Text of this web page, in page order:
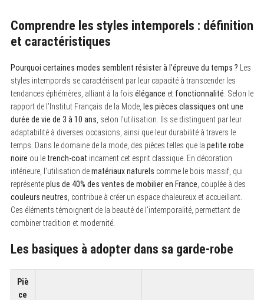
Comprendre les styles intemporels : définition
et caractéristiques
Pourquoi certaines modes semblent résister à l’épreuve du temps ? Les
styles intemporels se caractérisent par leur capacité à transcender les
tendances éphémères, alliant à la fois élégance et fonctionnalité . Selon le
rapport de l’Institut Français de la Mode, les pièces classiques ont une
durée de vie de 3 à 10 ans , selon l’utilisation. Ils se distinguent par leur
adaptabilité à diverses occasions, ainsi que leur durabilité à travers le
temps. Dans le domaine de la mode, des pièces telles que la petite robe
noire ou le trench-coat incarnent cet esprit classique. En décoration
intérieure, l’utilisation dematériaux naturels comme le bois massif, qui
représenteplus de 40% des ventes de mobilier en France , couplée à des
couleurs neutres , contribue à créer un espace chaleureux et accueillant.
Ces éléments témoignent de la beauté de l’intemporalité, permettant de
combiner tradition et modernité.
Les basiques à adopter dans sa garde-robe
Piè
ce